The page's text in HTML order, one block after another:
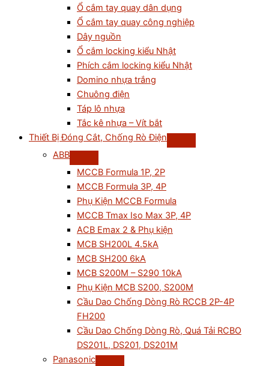
Ổ cắm tay quay dân dụng
Ổ cắm tay quay công nghiệp
Dây nguồn
Ổ cắm locking kiểu Nhật
Phích cắm locking kiểu Nhật
Domino nhựa trắng
Chuông điện
Táp lô nhựa
Tắc kê nhựa – Vít bắt
Thiết Bị Đóng Cắt, Chống Rò Điện
ABB
MCCB Formula 1P, 2P
MCCB Formula 3P, 4P
Phụ Kiện MCCB Formula
MCCB Tmax Iso Max 3P, 4P
ACB Emax 2 & Phụ kiện
MCB SH200L 4.5kA
MCB SH200 6kA
MCB S200M – S290 10kA
Phụ Kiện MCB S200, S200M
Cầu Dao Chống Dòng Rò RCCB 2P-4P
FH200
Cầu Dao Chống Dòng Rò, Quá Tải RCBO
DS201L, DS201, DS201M
Panasonic